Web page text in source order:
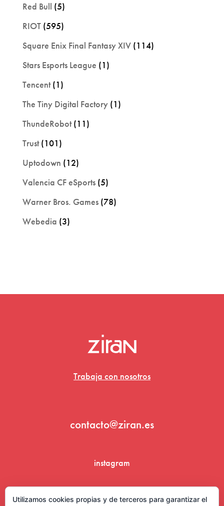
Red Bull (5)
RIOT(595)
Square Enix Final Fantasy XIV(114)
Stars Esports League (1)
Tencent(1)
The Tiny Digital Factory(1)
ThundeRobot(11)
Trust(101)
Uptodown (12)
Valencia CF eSports(5)
Warner Bros. Games(78)
Webedia (3)
Trabaja con nosotros
contacto@ziran.es
instagram
Utilizamos cookies propias y de terceros para garantizar el